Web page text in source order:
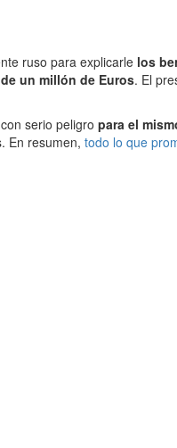
ruso para explicarle los
un millón de Euros. El
serio peligro para el
En resumen, todo lo que